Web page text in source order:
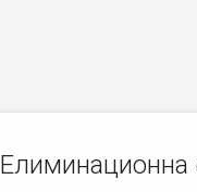
Елиминационна